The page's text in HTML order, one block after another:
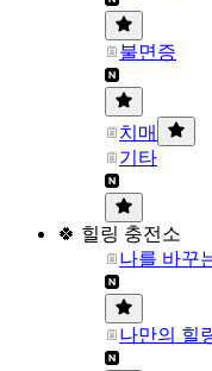
불면증
치매
기타
🍀 힐링 충전소
나를 바꾸
나만의 힐